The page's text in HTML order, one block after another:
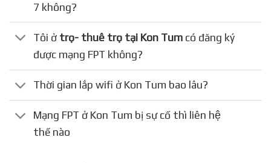
7 không?
Tôi ở trọ- thuê trọ tại Kon Tum có đăng ký
được mạng FPT không?
Thời gian lắp wifi ở Kon Tum bao lâu?
Mạng FPT ở Kon Tum bị sự cố thì liên hệ
thế nào